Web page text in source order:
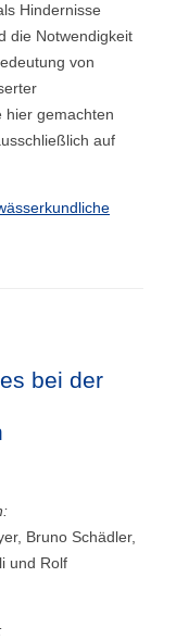
Hindernisse
die Notwendigkeit
von
hier gemachten
auf
bei der
Bruno Schädler,
und Rolf